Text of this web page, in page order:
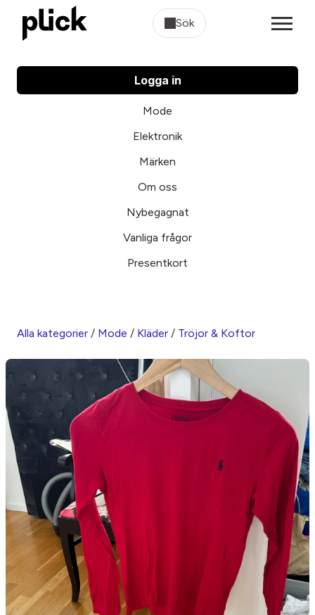
Sök
Logga in
Mode
Elektronik
Märken
Om oss
Nybegagnat
Vanliga frågor
Presentkort
Alla kategorier / Mode / Kläder / Tröjor & Koftor